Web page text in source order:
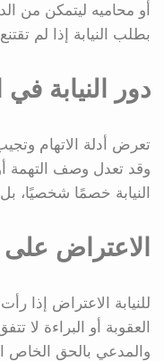
أو محاميه ليتمكن من
بطلب النيابة إذا لم
دور النيابة
تعرض أدلة الاتهام
وقد تعدل وصف التهمة
النيابة خصمًا شخصيًا،
الاعتراض على
للنيابة الاعتراض إذا
العقوبة أو البراءة لا
والمدعي بالحق الخاص